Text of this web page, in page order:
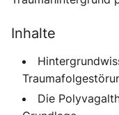
Inhalte
Die